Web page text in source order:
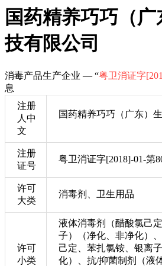
国药精养巧巧（
技有限公司
消毒产品生产企业 — “粤卫消证字
息
注册
人中
文
国药精养巧巧（广东）
注册
证号
粤卫消证字[2018]-01-第
许可
大类
消毒剂、卫生用品
许可
小类
液体消毒剂（醋酸氯己
子）（净化、非净化）
己定、苯扎氯铵、银离
化）、抗/抑菌制剂（液